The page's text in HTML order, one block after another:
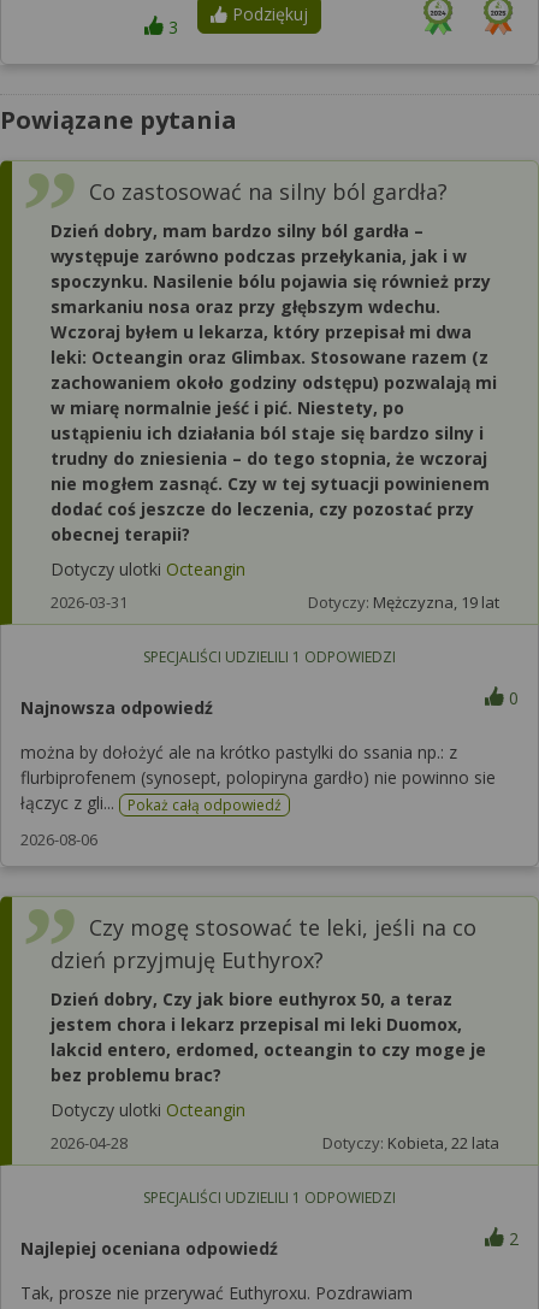
Podziękuj
3
Powiązane pytania
Co zastosować na silny ból gardła?
Dzień dobry, mam bardzo silny ból gardła –
występuje zarówno podczas przełykania, jak i w
spoczynku. Nasilenie bólu pojawia się również przy
smarkaniu nosa oraz przy głębszym wdechu.
Wczoraj byłem u lekarza, który przepisał mi dwa
leki: Octeangin oraz Glimbax. Stosowane razem (z
zachowaniem około godziny odstępu) pozwalają mi
w miarę normalnie jeść i pić. Niestety, po
ustąpieniu ich działania ból staje się bardzo silny i
trudny do zniesienia – do tego stopnia, że wczoraj
nie mogłem zasnąć. Czy w tej sytuacji powinienem
dodać coś jeszcze do leczenia, czy pozostać przy
obecnej terapii?
Dotyczy ulotki Octeangin
2026-03-31 Dotyczy: Mężczyzna, 19 lat
SPECJALIŚCI UDZIELILI 1 ODPOWIEDZI
Najnowsza odpowiedź 0
można by dołożyć ale na krótko pastylki do ssania np.: z
flurbiprofenem (synosept, polopiryna gardło) nie powinno sie
łączyc z gli...
Pokaż całą odpowiedź
2026-08-06
Czy mogę stosować te leki, jeśli na co
dzień przyjmuję Euthyrox?
Dzień dobry, Czy jak biore euthyrox 50, a teraz
jestem chora i lekarz przepisal mi leki Duomox,
lakcid entero, erdomed, octeangin to czy moge je
bez problemu brac?
Dotyczy ulotki Octeangin
2026-04-28 Dotyczy: Kobieta, 22 lata
SPECJALIŚCI UDZIELILI 1 ODPOWIEDZI
Najlepiej oceniana odpowiedź 2
Tak, prosze nie przerywać Euthyroxu. Pozdrawiam